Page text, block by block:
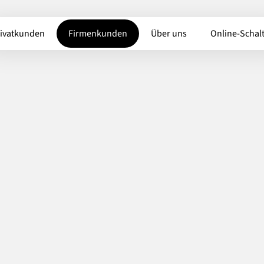
Firmenkunden Über uns Online-